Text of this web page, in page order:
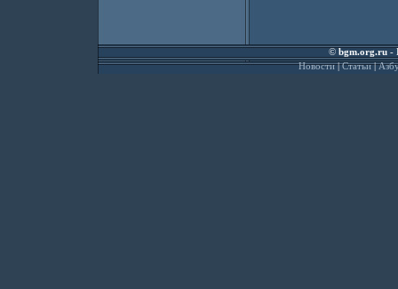
©bgm.org.ru-
Новости|Статьи|